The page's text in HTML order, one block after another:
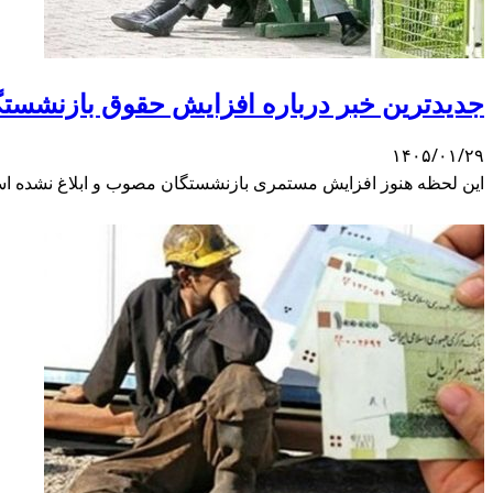
جدیدترین خبر درباره افزایش حقوق
۱۴۰۵/۰۱/۲۹
این لحظه هنوز افزایش مستمری بازنشستگان مصوب و ابلاغ نشده